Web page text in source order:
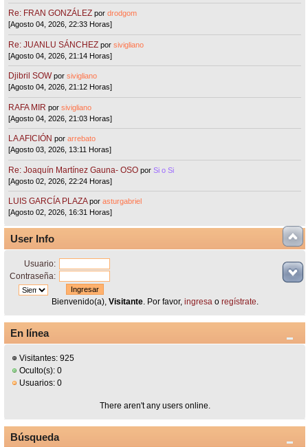
Re: FRAN GONZÁLEZ pordrodgom
[Agosto 04, 2026, 22:33 Horas]
Re: JUANLU SÁNCHEZ porsivigliano
[Agosto 04, 2026, 21:14 Horas]
Djibril SOW porsivigliano
[Agosto 04, 2026, 21:12 Horas]
RAFA MIR porsivigliano
[Agosto 04, 2026, 21:03 Horas]
LA AFICIÓN porarrebato
[Agosto 03, 2026, 13:11 Horas]
Re: Joaquín Martínez Gauna- OSO porSi o Si
[Agosto 02, 2026, 22:24 Horas]
LUIS GARCÍA PLAZA porasturgabriel
[Agosto 02, 2026, 16:31 Horas]
User Info
Usuario:
Contraseña:
Bienvenido(a), Visitante. Por favor, ingresao regístrate.
En línea
Visitantes: 925
Oculto(s): 0
Usuarios: 0
There aren't any users online.
Búsqueda